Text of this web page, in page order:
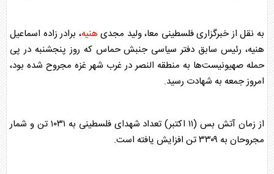
به نقل از خبرگزاری فلسطینی معا، ولید مجدی هنیه، برادر زاده اسماعیل
هنیه، رئیس سابق دفتر سیاسی جنبش حماس که روز پنجشنبه در پی
حمله صهیونیست‌ها به منطقه النصر در غرب شهرغزه مجروح شده بود،
امروز جمعه به شهادت رسید.
از زمان آتش بس (۱۱ اکتبر) تعداد شهدای فلسطینی به ۱۰۳۱ تن و شمار
مجروحان به ۳۳۰۹ تن افزایش یافته است.